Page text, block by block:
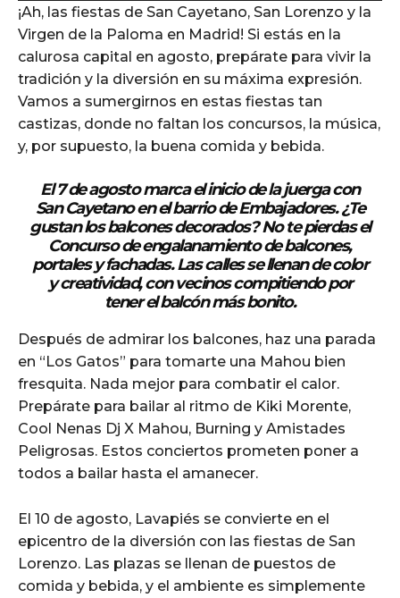
d
o
P
a
y
¡Ah, las fiestas de San Cayetano, San Lorenzo y la
Virgen de la Paloma en Madrid! Si estás en la
calurosa capital en agosto, prepárate para vivir la
tradición y la diversión en su máxima expresión.
Vamos a sumergirnos en estas fiestas tan
castizas, donde no faltan los concursos, la música,
y, por supuesto, la buena comida y bebida.
El 7 de agosto marca el inicio de la juerga con
San Cayetano en el barrio de Embajadores. ¿Te
gustan los balcones decorados? No te pierdas el
Concurso de engalanamiento de balcones,
portales y fachadas. Las calles se llenan de color
y creatividad, con vecinos compitiendo por
tener el balcón más bonito.
Después de admirar los balcones, haz una parada
en “Los Gatos” para tomarte una Mahou bien
fresquita. Nada mejor para combatir el calor.
Prepárate para bailar al ritmo de Kiki Morente,
Cool Nenas Dj X Mahou, Burning y Amistades
Peligrosas. Estos conciertos prometen poner a
todos a bailar hasta el amanecer.
El 10 de agosto, Lavapiés se convierte en el
epicentro de la diversión con las fiestas de San
Lorenzo. Las plazas se llenan de puestos de
comida y bebida, y el ambiente es simplemente